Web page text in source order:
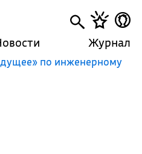
Журнал
по инженерному